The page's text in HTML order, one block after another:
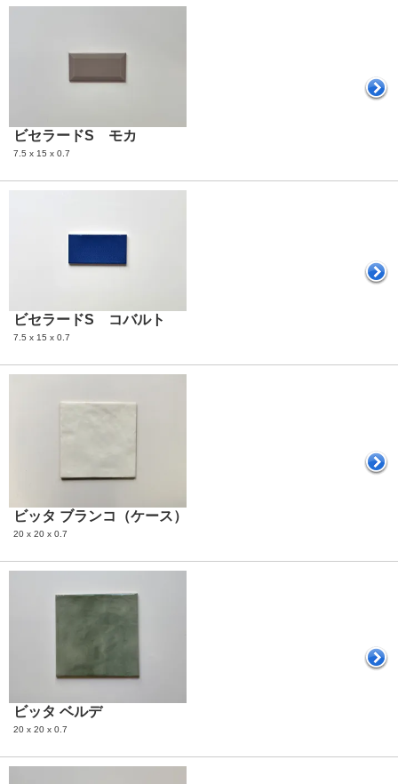
ビセラードS モカ
7.5 x 15 x 0.7
ビセラードS コバルト
7.5 x 15 x 0.7
ビッタ ブランコ（ケース）
20 x 20 x 0.7
ビッタ ベルデ
20 x 20 x 0.7